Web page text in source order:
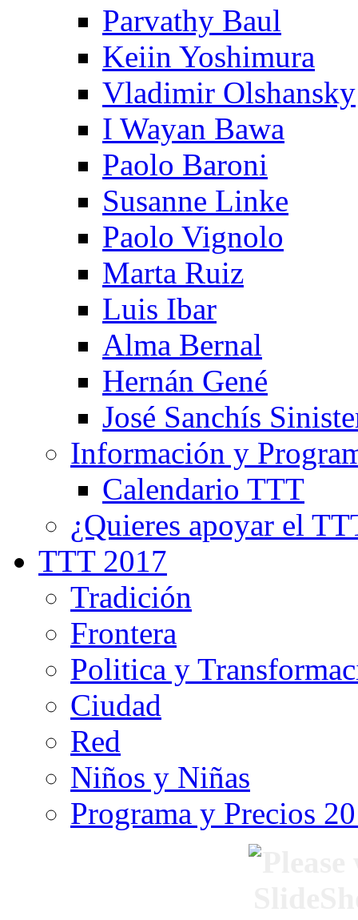
Parvathy Baul
Keiin Yoshimura
Vladimir Olshansky
I Wayan Bawa
Paolo Baroni
Susanne Linke
Paolo Vignolo
Marta Ruiz
Luis Ibar
Alma Bernal
Hernán Gené
José Sanchís
Información y
Calendario TTT
¿Quieres apoyar el
TTT 2017
Tradición
Frontera
Politica y
Ciudad
Red
Niños y Niñas
Programa y Precios